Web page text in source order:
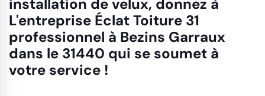
installation de velux, donnez à
L'entreprise Éclat Toiture 31
professionnel à Bezins Garraux
dans le 31440 qui se soumet à
votre service !